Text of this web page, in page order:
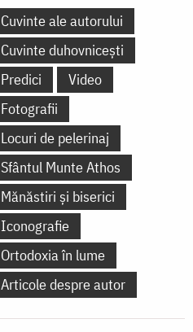
Cuvinte ale autorului
Cuvinte duhovnicești
Predici
Video
Fotografii
Locuri de pelerinaj
Sfântul Munte Athos
Mănăstiri și biserici
Iconografie
Ortodoxia în lume
Articole despre autor